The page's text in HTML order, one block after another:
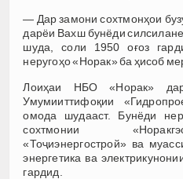
— Дар замони сохтмонҳои
дарёи Вахш бунёди
шуда, соли 1950 оғоз
неругоҳо «Норак» ба ҳисоб
Лоиҳаи НБО «Норак»
Умумииттифоқии
омода шудааст. Бунёди
сохтмонии
«Тоҷиэнергострой» ва
энергетика ва
гардид.